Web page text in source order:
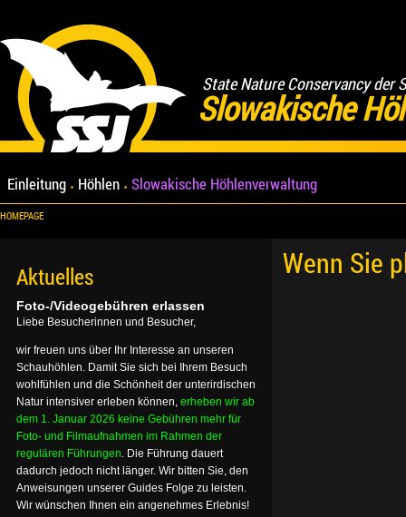
State Nature Conservancy der
Slowakische
Einleitung Höhlen Slowakische Höhlenverwaltung
HOMEPAGE
Wenn Sie
Aktuelles
Foto-/Videogebühren erlassen
Liebe Besucherinnen und Besucher,
wir freuen uns über Ihr Interesse an unseren
Schauhöhlen. Damit Sie sich bei Ihrem Besuch
wohlfühlen und die Schönheit der unterirdischen
Natur intensiver erleben können, erheben wir ab
dem 1. Januar 2026 keine Gebühren mehr für
Foto- und Filmaufnahmen im Rahmen der
regulären Führungen. Die Führung dauert
dadurch jedoch nicht länger. Wir bitten Sie, den
Anweisungen unserer Guides Folge zu leisten.
Wir wünschen Ihnen ein angenehmes Erlebnis!